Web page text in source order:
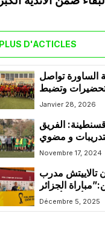
PLUS D'ACTICLES
الساورة تواصل
وتضبط
قبل مواجهة وفاق
Janvier 28, 2026
الفريق
و مضوي
إتحاد الجزائر
Novembre 17, 2024
تالاييتش مدرب
الجزائر
وأملك أفضل
Décembre 5, 2025